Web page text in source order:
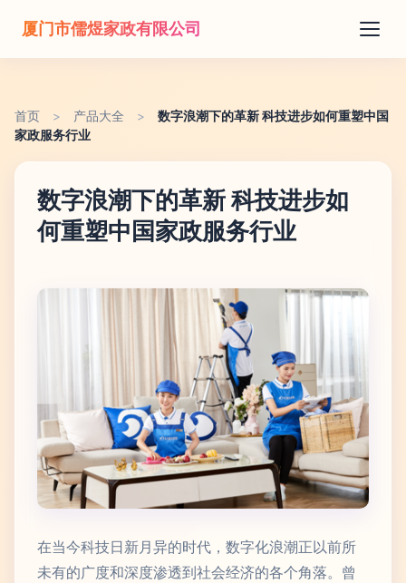
厦门市儒煜家政有限公司
首页 > 产品大全 >
数字浪潮下的革新 科技进步如何重塑中国
家政服务行业
数字浪潮下的革新 科技进步如
何重塑中国家政服务行业
在当今科技日新月异的时代，数字化浪潮正以前所
未有的广度和深度渗透到社会经济的各个角落。曾